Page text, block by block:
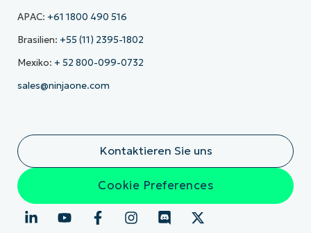
APAC: +61 1800 490 516
Brasilien: +55 (11) 2395-1802
Mexiko: + 52 800-099-0732
sales@ninjaone.com
Kontaktieren Sie uns
Cookie Preferences